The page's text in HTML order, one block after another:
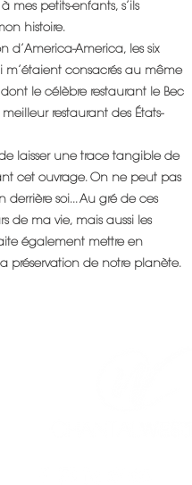
mes petits-enfants, s’ils
histoire.
d’America-America, les six
m’étaient consacrés au même
le célèbre restaurant le Bec
restaurant des États-
de laisser une trace tangible de
cet ouvrage. On ne peut pas
derrière soi... Au gré de ces
de ma vie, mais aussi les
également mettre en
préservation de notre planète.